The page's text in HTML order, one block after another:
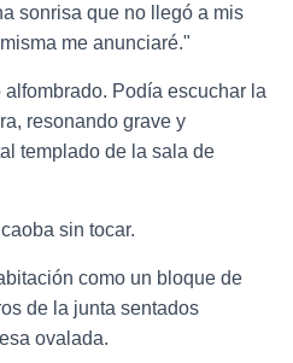
sonrisa que no llegó a mis
me anunciaré."
Podía escuchar la
resonando grave y
templado de la sala de
sin tocar.
como un bloque de
de la junta sentados
ovalada.